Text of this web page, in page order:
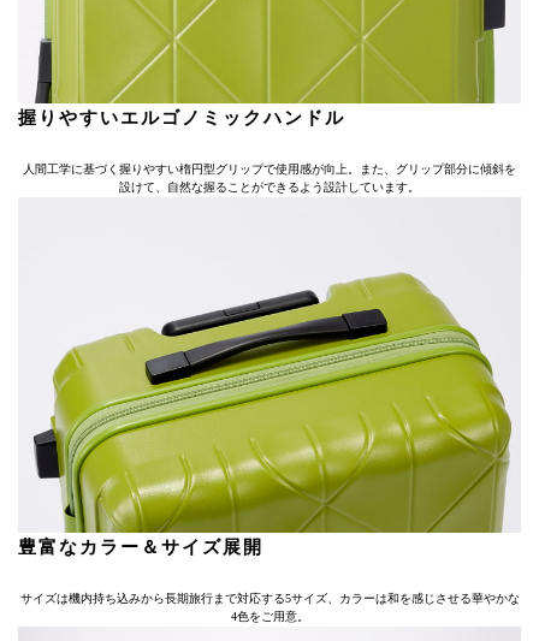
握りやすいエルゴノミックハンドル
人間工学に基づく握りやすい楕円型グリップで使用感が向上。また、グリップ部分に傾斜を
設けて、自然な握ることができるよう設計しています。
豊富なカラー＆サイズ展開
サイズは機内持ち込みから長期旅行まで対応する5サイズ、カラーは和を感じさせる華やかな
4色をご用意。